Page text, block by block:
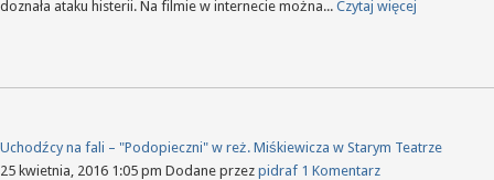
doznała ataku histerii. Na filmie w internecie można... Czytaj więcej
Uchodźcy na fali – "Podopieczni" w reż. Miśkiewicza w Starym Teatrze
25 kwietnia, 2016 1:05 pm Dodane przez pidraf 1 Komentarz